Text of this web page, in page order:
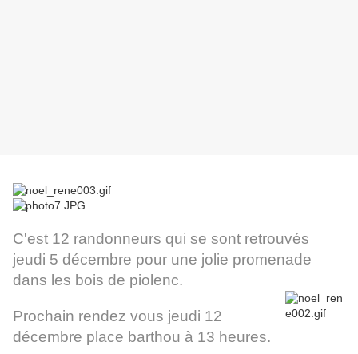
C'est 12 randonneurs qui se sont retrouvés
jeudi 5 décembre pour une jolie promenade
dans les bois de piolenc.
Prochain rendez vous jeudi 12
décembre place barthou à 13 heures.